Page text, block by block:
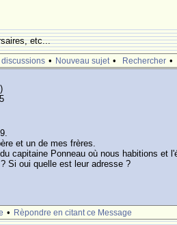
etc...
discussions • Nouveau sujet • Rechercher •
et un de mes frères.
capitaine Ponneau où nous habitions et
Si oui quelle est leur adresse ?
• Rèpondre en citant ce Message